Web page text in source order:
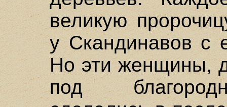
великую
у Скандинавов с
Но эти женщины,
под